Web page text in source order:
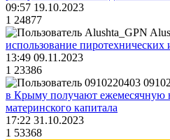
09:57 19.10.2023
1 24877
использование пиротехнических
13:49 09.11.2023
1 23386
в Крыму получают ежемесячную
материнского капитала
17:22 31.10.2023
1 53368